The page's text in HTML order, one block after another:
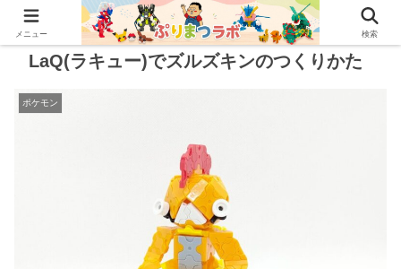
LaQ(ラキュー)でズルズキンのつくりかた
ポケモン
メニュー 検索